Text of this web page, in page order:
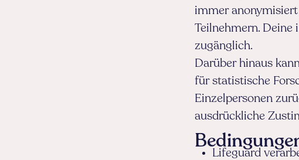
immer
Teilnehmern. Deine
zugänglich.
Darüber hinaus
für statistische
Einzelpersonen
ausdrückliche
Lifeguard